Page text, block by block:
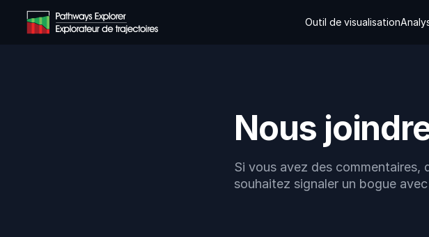
Pathways Explorer
Outil de visualisation
Nous
Si vous avez des commentaires,
souhaitez signaler un bogue